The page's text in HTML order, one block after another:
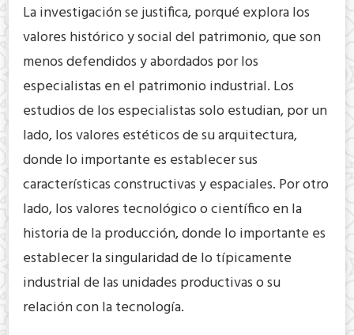
La investigación se justifica, porqué explora los
valores histórico y social del patrimonio, que son
menos defendidos y abordados por los
especialistas en el patrimonio industrial. Los
estudios de los especialistas solo estudian, por un
lado, los valores estéticos de su arquitectura,
donde lo importante es establecer sus
características constructivas y espaciales. Por otro
lado, los valores tecnológico o científico en la
historia de la producción, donde lo importante es
establecer la singularidad de lo típicamente
industrial de las unidades productivas o su
relación con la tecnología.